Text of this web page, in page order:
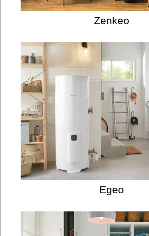
Zenkeo
Egeo